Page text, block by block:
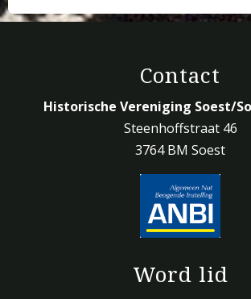
Contact
Historische Vereniging Soest/
Steenhoffstraat 46
3764 BM Soest
Word lid